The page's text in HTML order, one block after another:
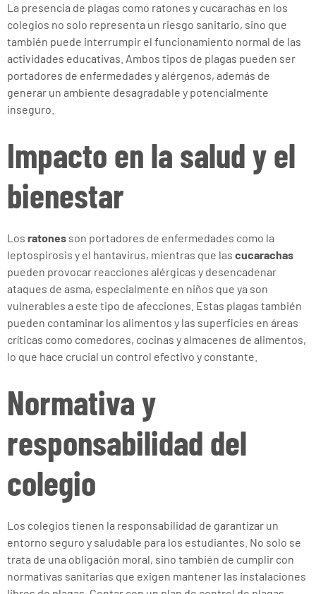
La presencia de plagas como ratones y cucarachas en los
colegios no solo representa un riesgo sanitario, sino que
también puede interrumpir el funcionamiento normal de las
actividades educativas. Ambos tipos de plagas pueden ser
portadores de enfermedades y alérgenos, además de
generar un ambiente desagradable y potencialmente
inseguro.
Impacto en la salud y el
bienestar
Los ratones son portadores de enfermedades como la
leptospirosis y el hantavirus, mientras que las cucarachas
pueden provocar reacciones alérgicas y desencadenar
ataques de asma, especialmente en niños que ya son
vulnerables a este tipo de afecciones. Estas plagas también
pueden contaminar los alimentos y las superficies en áreas
críticas como comedores, cocinas y almacenes de alimentos,
lo que hace crucial un control efectivo y constante.
Normativa y
responsabilidad del
colegio
Los colegios tienen la responsabilidad de garantizar un
entorno seguro y saludable para los estudiantes. No solo se
trata de una obligación moral, sino también de cumplir con
normativas sanitarias que exigen mantener las instalaciones